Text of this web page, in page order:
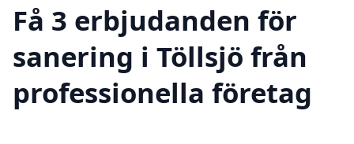
Få 3 erbjudanden för
sanering i Töllsjö från
professionella företag